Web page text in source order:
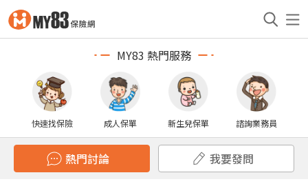
MY83 熱門服務
快速找保險 成人保單 新生兒保單 諮詢業務員
熱門討論 我要發問